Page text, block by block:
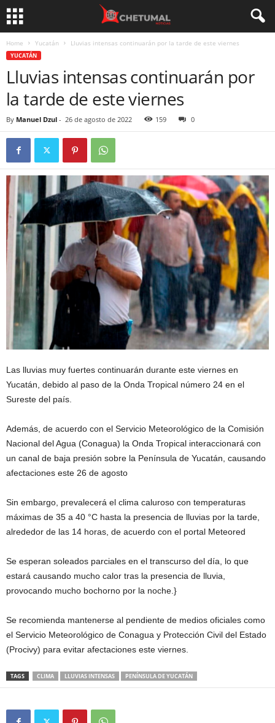
Home Yucatán Lluvias intensas continuarán por la tarde de este viernes
YUCATÁN
Lluvias intensas continuarán por
la tarde de este viernes
By Manuel Dzul - 26 de agosto de 2022 159 0
Las lluvias muy fuertes continuarán durante este viernes en
Yucatán, debido al paso de la Onda Tropical número 24 en el
Sureste del país.
Además, de acuerdo con el Servicio Meteorológico de la Comisión
Nacional del Agua (Conagua) la Onda Tropical interaccionará con
un canal de baja presión sobre la Península de Yucatán, causando
afectaciones este 26 de agosto
Sin embargo, prevalecerá el clima caluroso con temperaturas
máximas de 35 a 40 °C hasta la presencia de lluvias por la tarde,
alrededor de las 14 horas, de acuerdo con el portal Meteored
Se esperan soleados parciales en el transcurso del día, lo que
estará causando mucho calor tras la presencia de lluvia,
provocando mucho bochorno por la noche.}
Se recomienda mantenerse al pendiente de medios oficiales como
el Servicio Meteorológico de Conagua y Protección Civil del Estado
(Procivy) para evitar afectaciones este viernes.
TAGS CLIMA LLUVIAS INTENSAS PENÍNSULA DE YUCATÁN